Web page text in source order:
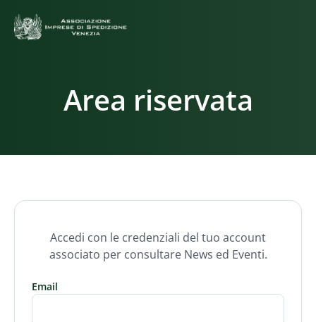
Area riservata
Accedi con le credenziali del tuo account
associato per consultare News ed Eventi.
Email